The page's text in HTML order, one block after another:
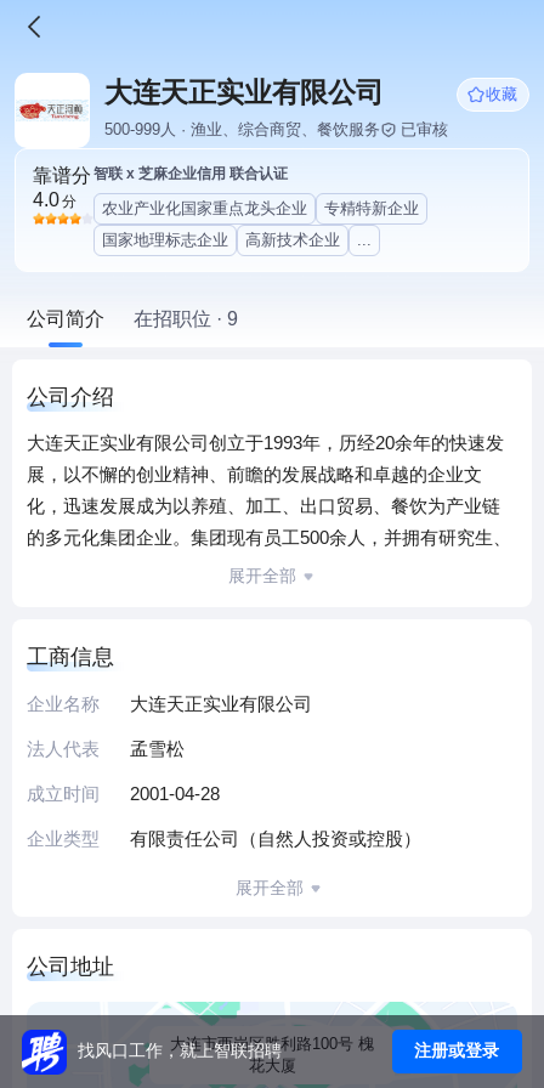
大连天正实业有限公司
收藏
500-999人 · 渔业、综合商贸、餐饮服务
已审核
靠谱分
4.0分
智联 x 芝麻企业信用 联合认证
农业产业化国家重点龙头企业
专精特新企业
国家地理标志企业
高新技术企业 ...
公司简介 在招职位 · 9
公司介绍
大连天正实业有限公司创立于1993年，历经20余年的快速发
展，以不懈的创业精神、前瞻的发展战略和卓越的企业文
化，迅速发展成为以养殖、加工、出口贸易、餐饮为产业链
的多元化集团企业。集团现有员工500余人，并拥有研究生、
本科生为核心的人才队伍，为公司的科学化管理及项目研发
鳍东方鲀、黄鲦鰤、鲈鱼、真鲷、大菱鲆、星鲽、牙鲆、三
文鱼等名贵海水鱼类为主营产品，致力于打造具有国际先进
等地建有十余个养殖基地。拥有养殖海域面积2000余亩，土
池养殖面积4万余亩，各类海水网箱1000多个。目前，每年养
其中，顶级河豚鱼——“天正河鲀”占我国出口总量的一半以
限公司主要加工出口冷冻、冰鲜、去脏河豚鱼等各类水产
品。
大连天正实业有限公司的全资子公司——大连天正河豚餐饮
有限公司，开创国内餐饮业的先河，为河豚鱼饮食国内连锁
展开全部
工商信息
企业名称 大连天正实业有限公司
法人代表 孟雪松
成立时间 2001-04-28
企业类型 有限责任公司（自然人投资或控股）
展开全部
公司地址
大连市西岗区胜利路100号 槐
花大厦
找风口工作，就上智联招聘 注册或登录